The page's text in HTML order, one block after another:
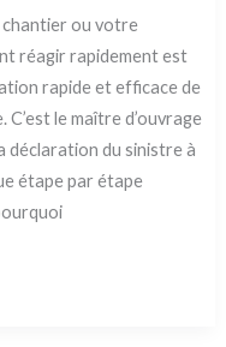
chantier ou votre
réagir rapidement est
rapide et efficace de
le maître d’ouvrage
déclaration du sinistre à
étape par étape